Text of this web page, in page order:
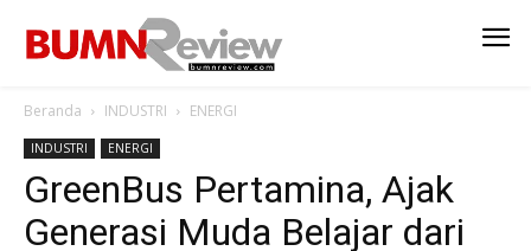
Beranda INDUSTRI ENERGI
INDUSTRI ENERGI
GreenBus Pertamina, Ajak
Generasi Muda Belajar dari